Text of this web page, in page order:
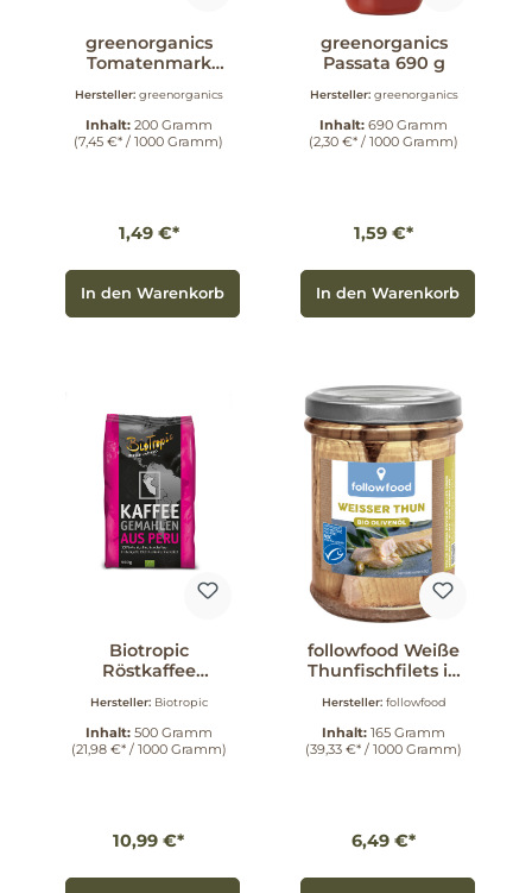
greenorganics
Tomatenmark
Hersteller: greenorganics
Inhalt: 200 Gramm
(7,45 €* / 1000 Gramm)
1,49 €*
In den Warenkorb
greenorganics
Passata 690 g
Hersteller: greenorganics
Inhalt: 690 Gramm
(2,30 €* / 1000 Gramm)
1,59 €*
In den Warenkorb
Biotropic
Röstkaffee
Peru 500 g
Hersteller: Biotropic
Inhalt: 500 Gramm
(21,98 €* / 1000 Gramm)
10,99 €*
followfood Weiße
Thunfischfilets in
Olivenöl extra 165
g
Hersteller: followfood
Inhalt: 165 Gramm
(39,33 €* / 1000 Gramm)
6,49 €*